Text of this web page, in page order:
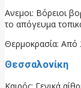
Ανεμοι: Βόρειοι
το απόγευμα
Θερμοκρασία: Από
Θεσσαλονίκη